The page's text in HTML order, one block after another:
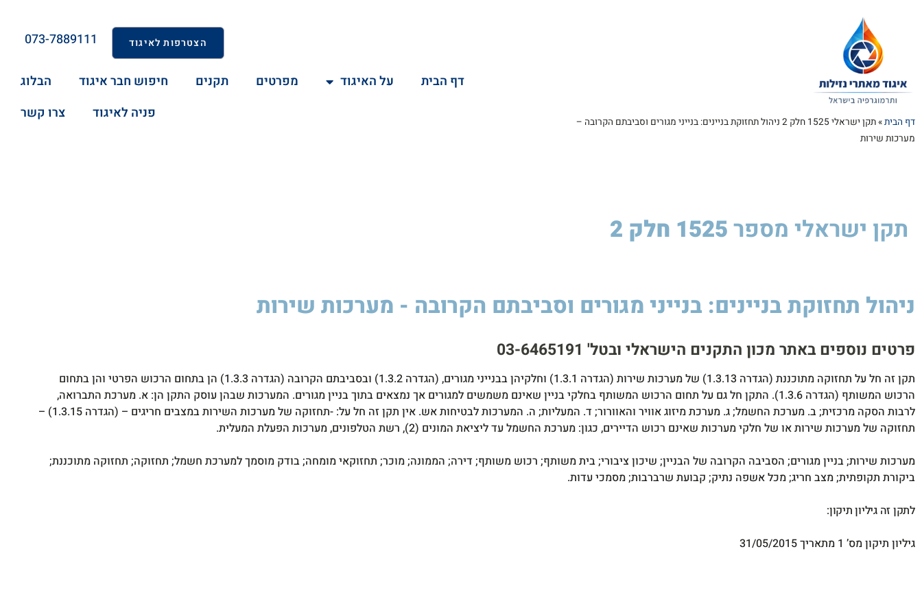
דף הבית»
תקן ישראלי 1525 חלק 2 ניהול תחזוקת בניינים: בנייני מגורים וסביבתם הקרובה –
מערכות שירות
הצטרפות לאיגוד 073-7889111
דף הבית על האיגוד מפרטים תקנים חיפוש חבר איגוד
הבלוג
פניה לאיגוד
צרו קשר
תקן ישראלי מספר1525 חלק 2
ניהול תחזוקת בניינים: בנייני מגורים וסביבתם הקרובה - מערכות שירות
פרטים נוספים באתר מכון התקנים הישראלי ובטל' 03-6465191​
תקן זה חל על תחזוקה מתוכננת (הגדרה 1.3.13) של מערכות שירות (הגדרה 1.3.1) וחלקיהן בבנייני מגורים, (הגדרה 1.3.2) ובסביבתם הקרובה (הגדרה 1.3.3) הן בתחום הרכוש הפרטי והן בתחום
הרכוש המשותף (הגדרה 1.3.6). התקן חל גם על תחום הרכוש המשותף בחלקי בניין שאינם משמשים למגורים אך נמצאים בתוך בניין מגורים. המערכות שבהן עוסק התקן הן: א. מערכת התברואה,
לרבות הסקה מרכזית; ב. מערכת החשמל; ג. מערכת מיזוג אוויר והאוורור; ד. המעליות; ה. המערכות לבטיחות אש. אין תקן זה חל על: -תחזוקה של מערכות השירות במצבים חריגים – (הגדרה 1.3.15) –
תחזוקה של מערכות שירות או של חלקי מערכות שאינם רכוש הדיירים, כגון: מערכת החשמל עד ליציאת המונים (2), רשת הטלפונים, מערכות הפעלת המעלית.
מערכות שירות; בניין מגורים; הסביבה הקרובה של הבניין; שיכון ציבורי; בית משותף; רכוש משותף; דירה; הממונה; מוכר; תחזוקאי מומחה; בודק מוסמך למערכת חשמל; תחזוקה; תחזוקה מתוכננת;
ביקורת תקופתית; מצב חריג; מכל אשפה נתיק; קבועת שרברבות; מסמכי עדות.
לתקן זה גיליון תיקון:
גיליון תיקון מס’ 1 מתאריך 31/05/2015